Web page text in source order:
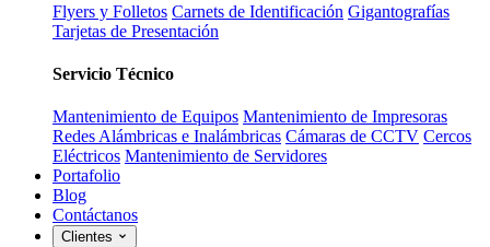
Flyers y Folletos Carnets de Identificación Gigantografías
Tarjetas de Presentación
Servicio Técnico
Mantenimiento de Equipos Mantenimiento de Impresoras
Redes Alámbricas e Inalámbricas Cámaras de CCTV Cercos
Eléctricos Mantenimiento de Servidores
Portafolio
Blog
Contáctanos
Clientes